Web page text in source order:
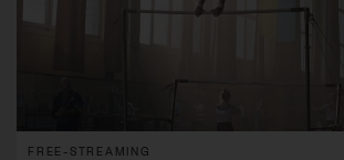
FREE-STREAMING